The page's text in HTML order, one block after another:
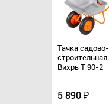
Тачка садово-
строительная
Вихрь Т 90-2
5 890 ₽